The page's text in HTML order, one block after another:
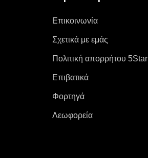
Επικοινωνία
Σχετικά με εμάς
Πολιτική απορρήτου 5Star
Επιβατικά
Φορτηγά
Λεωφορεία